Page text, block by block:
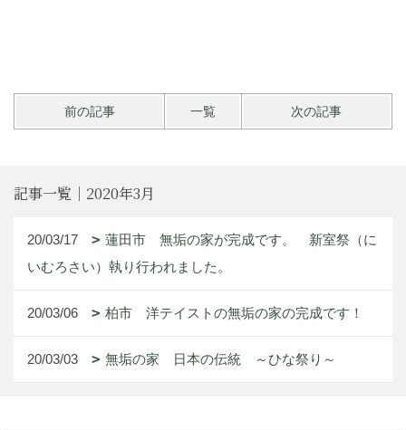
前の記事 一覧 次の記事
記事一覧｜2020年3月
20/03/17
蓮田市 無垢の家が完成です。 新室祭（に
いむろさい）執り行われました。
20/03/06 柏市 洋テイストの無垢の家の完成です！
20/03/03 無垢の家 日本の伝統 ～ひな祭り～